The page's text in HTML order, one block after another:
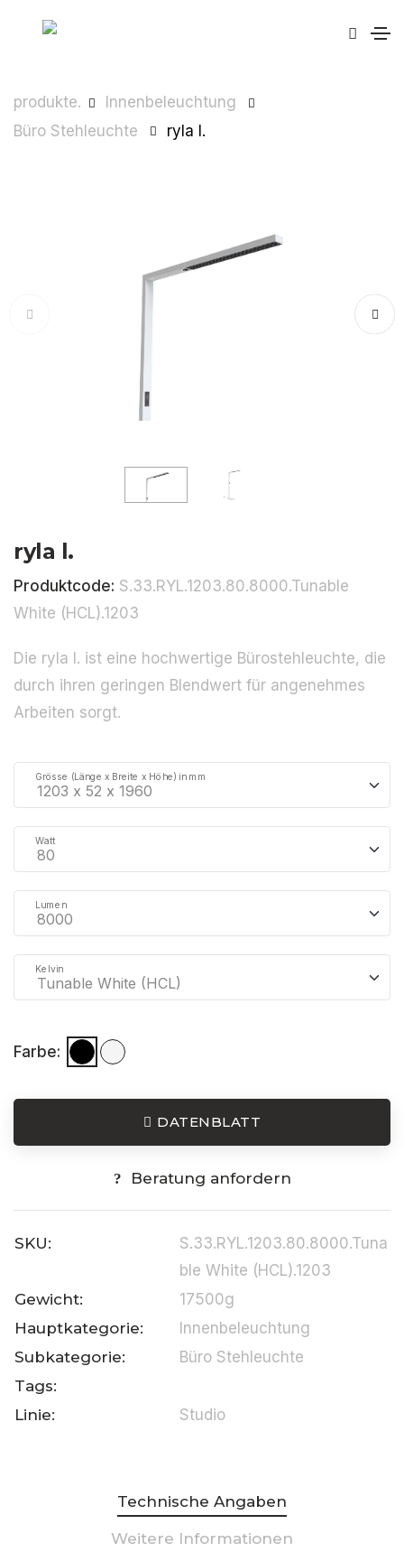
produkte.
Innenbeleuchtung
Büro Stehleuchte
ryla l.
ryla l.
Produktcode: S.33.RYL.1203.80.8000.Tunable
White (HCL).1203
Die ryla l. ist eine hochwertige Bürostehleuchte, die
durch ihren geringen Blendwert für angenehmes
Arbeiten sorgt.
Grösse (Länge x Breite x Höhe) in mm
Watt
Lumen
Kelvin
Farbe:
DATENBLATT
Beratung anfordern
SKU:
S.33.RYL.1203.80.8000.Tuna
ble White (HCL).1203
Gewicht:
17500g
Hauptkategorie:
Innenbeleuchtung
Subkategorie:
Büro Stehleuchte
Tags:
Linie:
Studio
Technische Angaben
Weitere Informationen